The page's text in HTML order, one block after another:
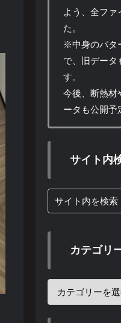
よう、全ファ
た。
※中身のパタ
で、旧データ
す。
今後、断熱材
ータも公開予
サイト内
カテゴリ